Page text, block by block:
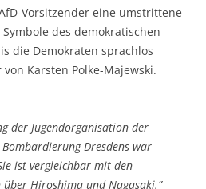
Vorsitzender eine umstrittene
des demokratischen
die Demokraten sprachlos
Karsten Polke-Majewski.
der Jugendorganisation der
Bombardierung Dresdens war
ist vergleichbar mit den
Hiroshima und Nagasaki.”